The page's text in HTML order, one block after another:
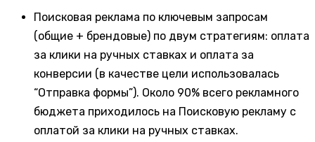
Поисковая реклама по ключевым запросам
(общие + брендовые) по двум стратегиям: оплата
за клики на ручных ставках и оплата за
конверсии (в качестве цели использовалась
“Отправка формы”). Около 90% всего рекламного
бюджета приходилось на Поисковую рекламу с
оплатой за клики на ручных ставках.